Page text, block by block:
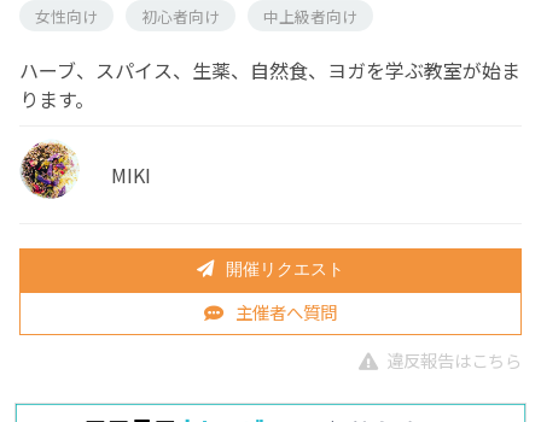
女性向け 初心者向け 中上級者向け
ハーブ、スパイス、生薬、自然食、ヨガを学ぶ教室が始ま
ります。
MIKI
開催リクエスト
主催者へ質問
違反報告はこちら